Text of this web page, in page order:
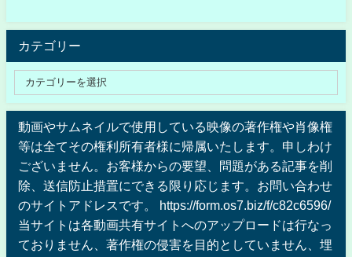
カテゴリー
動画やサムネイルで使用している映像の著作権や肖像権
等は全てその権利所有者様に帰属いたします。申しわけ
ございません。お客様からの要望、問題がある記事を削
除、送信防止措置にできる限り応じます。お問い合わせ
のサイトアドレスです。 https://form.os7.biz/f/c82c6596/
当サイトは各動画共有サイトへのアップロードは行なっ
ておりません、著作権の侵害を目的としていません、埋